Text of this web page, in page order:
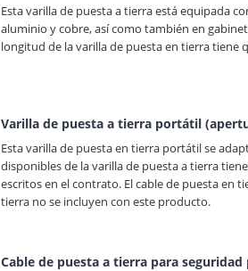
Esta varilla de puesta a tierra está equipada
aluminio y cobre, así como también en
longitud de la varilla de puesta en tierra tiene
Varilla de puesta a tierra portátil
Esta varilla de puesta en tierra portátil se
disponibles de la varilla de puesta a tierra
escritos en el contrato. El cable de puesta en
tierra no se incluyen con este producto.
Cable de puesta a tierra para seguridad